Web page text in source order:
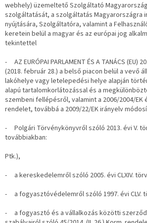
webhely) üzemeltető Szolgáltató
szolgáltatását, a szolgáltatás Magyarországra
nyújtására, Szolgáltatóra, valamint a
keretein belül a magyar és az európai jog
tekintettel
- AZ EURÓPAI PARLAMENT ÉS A TANÁCS (EU)
(2018. február 28.) a belső piacon belül a vevő
lakóhelye vagy letelepedési helye alapján
alapú tartalomkorlátozással és a
szembeni fellépésről, valamint a 2006/2004/EK
rendelet, továbbá a 2009/22/EK irányelv
- Polgári Törvénykönyvről szóló 2013. évi V.
továbbiakban:
Ptk.),
- a kereskedelemről szóló 2005. évi CLXIV.
- a fogyasztóvédelemről szóló 1997. évi CLV.
- a fogyasztó és a vállalkozás közötti